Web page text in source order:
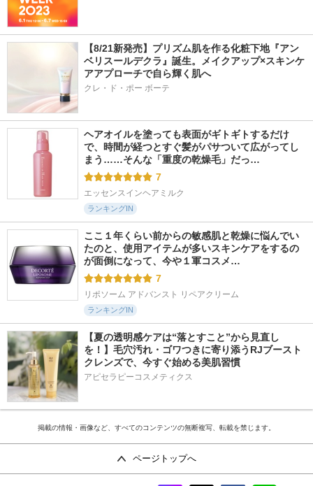
【8/21新発売】プリズム肌を作る化粧下地『アン
ベリスールデクラ』誕生。メイクアップ×スキンケ
アアプローチで自ら輝く肌へ
クレ・ド・ポー ボーテ
ヘアオイルを塗っても表面がギトギトするだけ
で、時間が経つとすぐ髪がパサついて広がってし
まう……そんな「重度の乾燥毛」だっ…
7
エッセンスインヘアミルク
ランキングIN
ここ１年くらい前からの敏感肌と乾燥に悩んでい
たのと、使用アイテムが多いスキンケアをするの
が面倒になって、今や１軍コスメ…
7
リポソーム アドバンスト リペアクリーム
ランキングIN
【夏の透明感ケアは“落とすこと”から見直し
を！】毛穴汚れ・ゴワつきに寄り添うRJブースト
クレンズで、今すぐ始める美肌習慣
アピセラピーコスメティクス
掲載の情報・画像など、すべてのコンテンツの無断複写、転載を禁じます。
ページトップへ